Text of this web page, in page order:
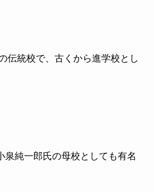
伝統校で、古くから進学校とし
泉純一郎氏の母校としても有名